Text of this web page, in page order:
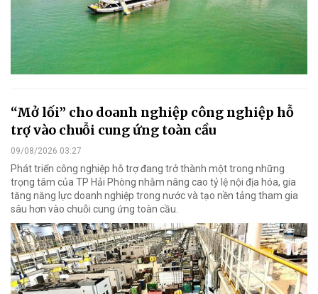
“Mở lối” cho doanh nghiệp công nghiệp hỗ
trợ vào chuỗi cung ứng toàn cầu
09/08/2026 03:27
Phát triển công nghiệp hỗ trợ đang trở thành một trong những
trọng tâm của TP Hải Phòng nhằm nâng cao tỷ lệ nội địa hóa, gia
tăng năng lực doanh nghiệp trong nước và tạo nền tảng tham gia
sâu hơn vào chuỗi cung ứng toàn cầu.